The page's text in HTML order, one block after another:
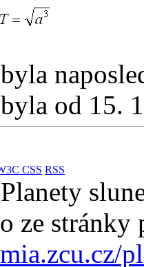
od 15.
CSS RSS
Planety
ze stránky